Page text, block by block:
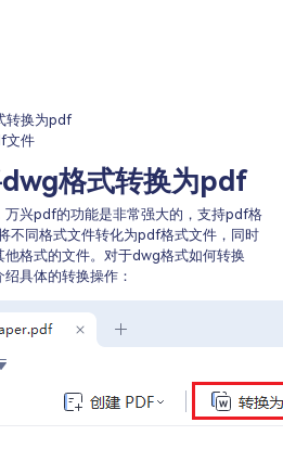
转换为pdf
文件
格式转换为pdf
兴pdf的功能是非常强大的，支持pdf格
不同格式文件转化为pdf格式文件，同时
格式的文件。对于dwg格式如何转换
具体的转换操作：